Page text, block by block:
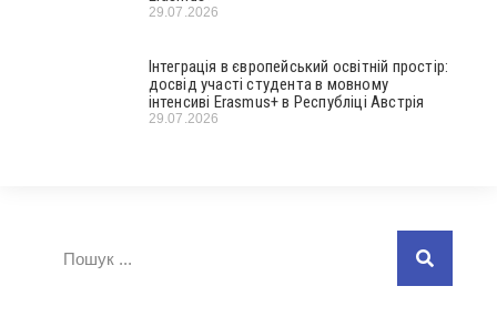
29.07.2026
Інтеграція в європейський освітній простір:
досвід участі студента в мовному
інтенсиві Erasmus+ в Республіці Австрія
29.07.2026